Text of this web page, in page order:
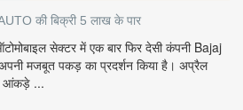
की बिक्री 5 लाख के पार
सेक्टर में एक बार फिर देसी कंपनी Bajaj
मजबूत पकड़ का प्रदर्शन किया है। अप्रैल
आंकड़े ...